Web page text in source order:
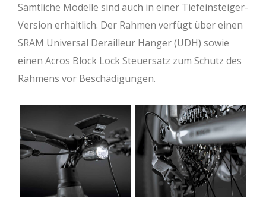
Oberrohr (mm)
588 605 625
645
Steuerrohr (mm)
115 120 130
140
Kettenstrebe (mm)
475 475 475
475
BB Drop (mm)
62,5 62,5 62,5
62,5
Reach (mm)
425 441
459
Stack (mm)
647 651 661
670
Sämtliche Modelle sind auch in einer Tiefeinsteiger-
Version erhältlich. Der Rahmen verfügt über einen
SRAM Universal Derailleur Hanger (UDH) sowie
einen Acros Block Lock Steuersatz zum Schutz des
Rahmens vor Beschädigungen.